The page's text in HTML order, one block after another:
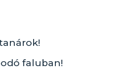
faluban!